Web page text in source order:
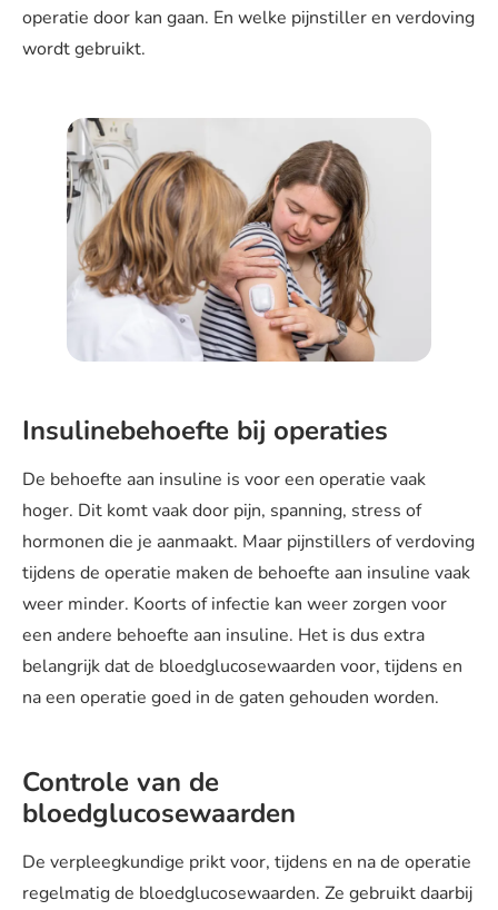
operatie door kan gaan. En welke pijnstiller en verdoving
wordt gebruikt.
Insulinebehoefte bij operaties
De behoefte aan insuline is voor een operatie vaak
hoger. Dit komt vaak door pijn, spanning, stress of
hormonen die je aanmaakt. Maar pijnstillers of verdoving
tijdens de operatie maken de behoefte aan insuline vaak
weer minder. Koorts of infectie kan weer zorgen voor
een andere behoefte aan insuline. Het is dus extra
belangrijk dat de bloedglucosewaarden voor, tijdens en
na een operatie goed in de gaten gehouden worden.
Controle van de
bloedglucosewaarden
De verpleegkundige prikt voor, tijdens en na de operatie
regelmatig de bloedglucosewaarden. Ze gebruikt daarbij